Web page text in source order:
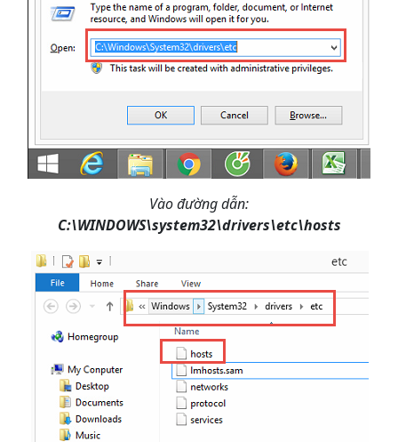
Vào đường dẫn:
C:\WINDOWS\system32\drivers\etc\hosts